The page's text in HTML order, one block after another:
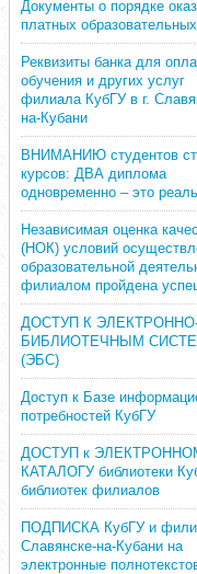
Документы о порядке
платных
Реквизиты банка для
обучения и других услуг
филиала КубГУ в г.
на-Кубани
ВНИМАНИЮ студентов
курсов: ДВА диплома
одновременно – это
Независимая оценка
(НОК) условий
образовательной
филиалом пройдена
ДОСТУП К
БИБЛИОТЕЧНЫМ
(ЭБС)
Доступ к Базе
потребностей КубГУ
ДОСТУП к
КАТАЛОГУ библиотеки
библиотек филиалов
ПОДПИСКА КубГУ и
Славянске-на-Кубани на
электронные